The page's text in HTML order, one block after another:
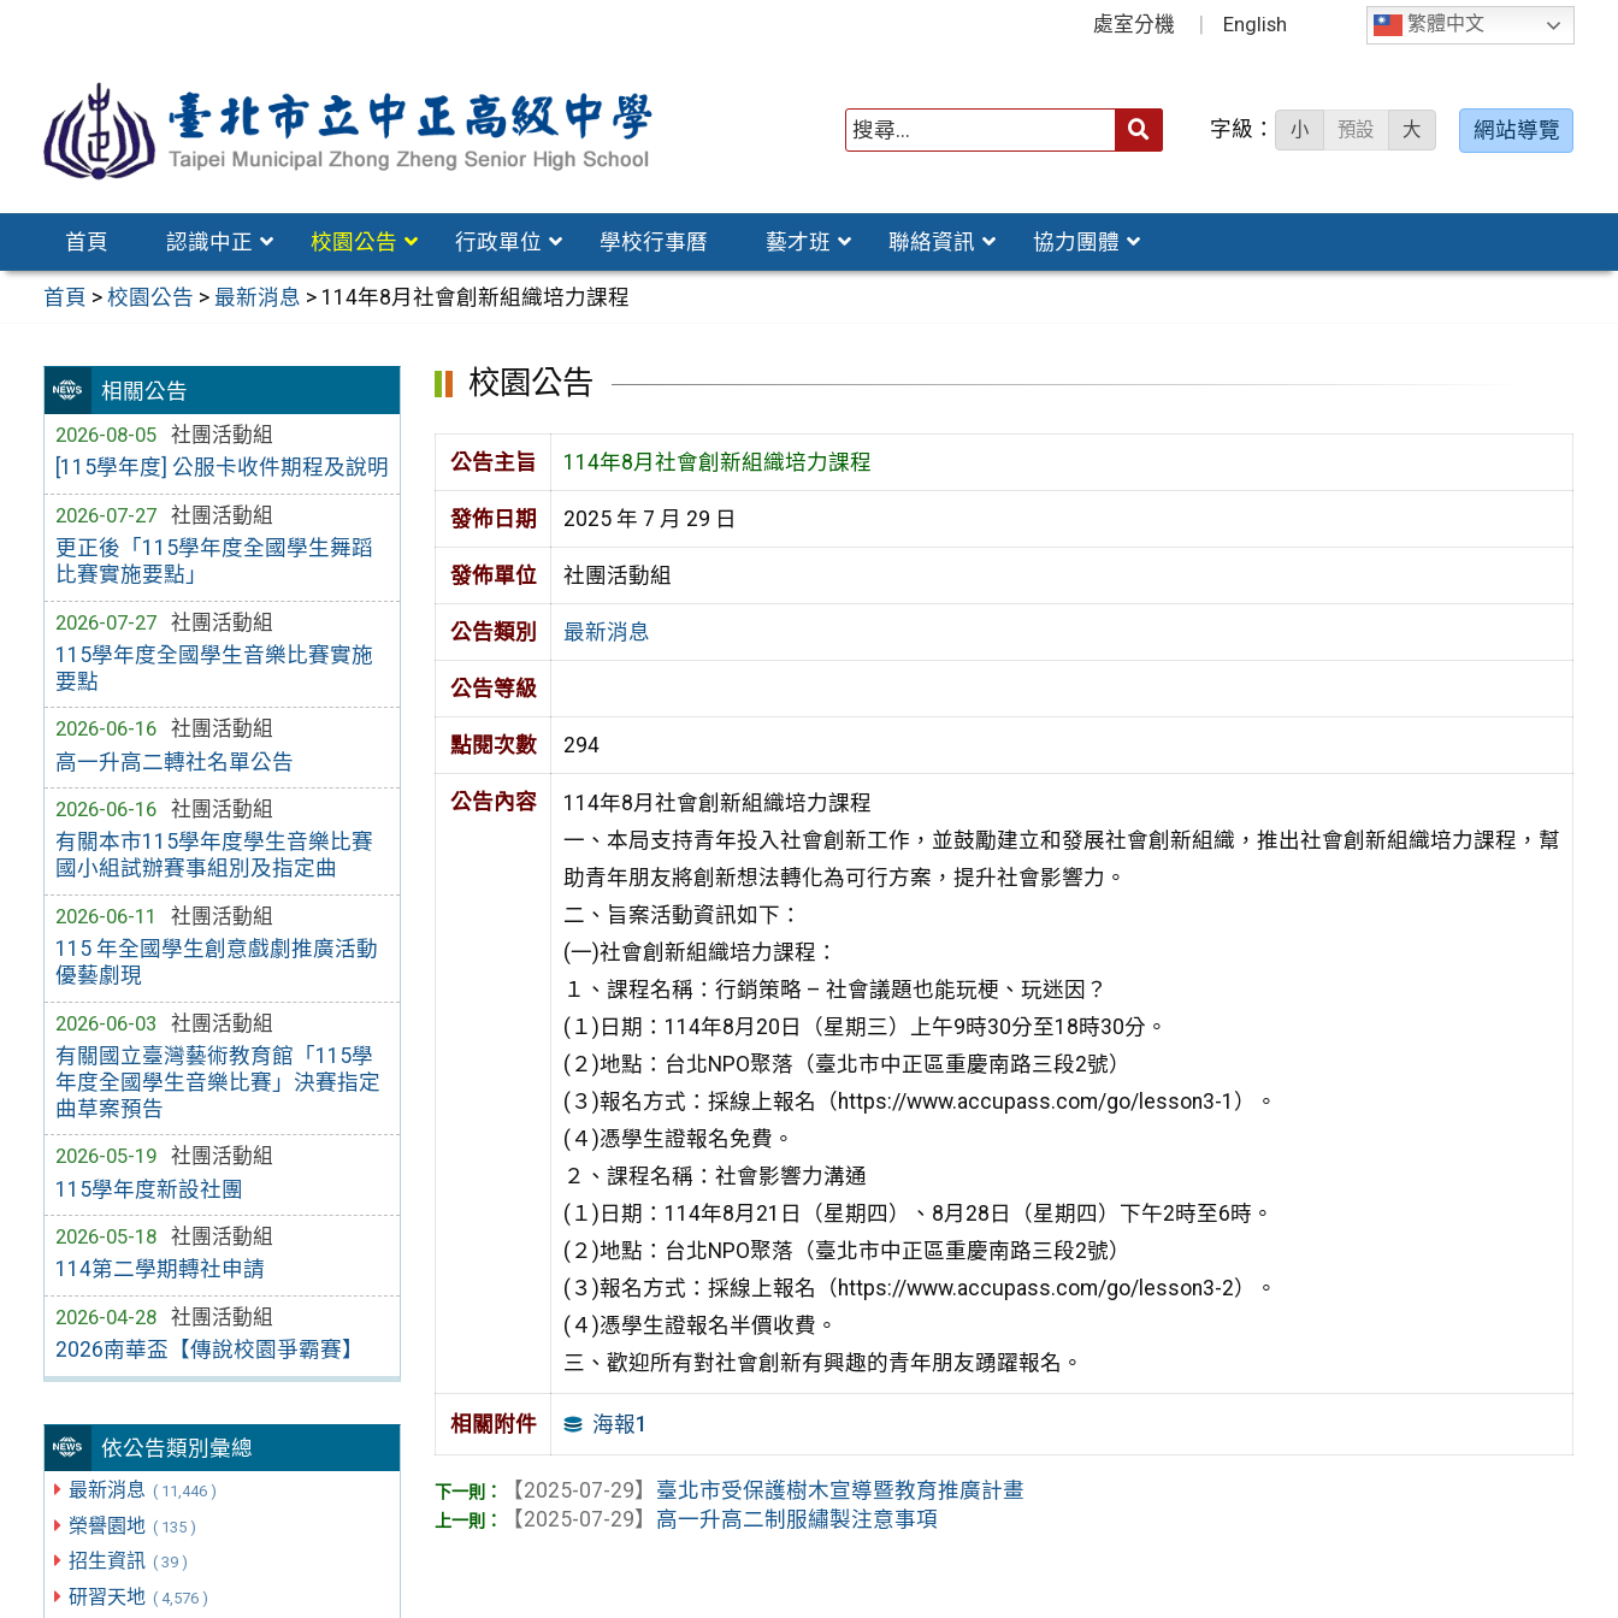
區
繁體中文
處室分機 English
字級： 小 預設 大 網站導覽
首頁 認識中正 校園公告 行政單位 學校行事曆 藝才班 聯絡資訊 協力團體
首頁 >校園公告 > 最新消息 > 114年8月社會創新組織培力課程
相關公告
2026-08-05
社團活動組
[115學年度] 公服卡收件期程及說明
2026-07-27
社團活動組
更正後「115學年度全國學生舞蹈
比賽實施要點」
2026-07-27
社團活動組
115學年度全國學生音樂比賽實施
要點
2026-06-16
社團活動組
高一升高二轉社名單公告
2026-06-16
社團活動組
有關本市115學年度學生音樂比賽
國小組試辦賽事組別及指定曲
2026-06-11
社團活動組
115 年全國學生創意戲劇推廣活動
優藝劇現
2026-06-03
社團活動組
有關國立臺灣藝術教育館「115學
年度全國學生音樂比賽」決賽指定
曲草案預告
2026-05-19
社團活動組
115學年度新設社團
2026-05-18
社團活動組
114第二學期轉社申請
2026-04-28
社團活動組
2026南華盃【傳說校園爭霸賽】
依公告類別彙總
最新消息 ( 11,446 )
榮譽園地 ( 135 )
招生資訊 ( 39 )
研習天地 ( 4,576 )
校園公告
公告主旨 114年8月社會創新組織培力課程
發佈日期 2025 年 7 月 29 日
發佈單位 社團活動組
公告類別 最新消息
公告等級
點閱次數 294
公告內容
114年8月社會創新組織培力課程
一、本局支持青年投入社會創新工作，並鼓勵建立和發展社會創新組織，推出社會創新組織培力課程，幫
助青年朋友將創新想法轉化為可行方案，提升社會影響力。
二、旨案活動資訊如下：
(一)社會創新組織培力課程：
１、課程名稱：行銷策略 – 社會議題也能玩梗、玩迷因？
(１)日期：114年8月20日（星期三）上午9時30分至18時30分。
(２)地點：台北NPO聚落（臺北市中正區重慶南路三段2號）
(３)報名方式：採線上報名（https://www.accupass.com/go/lesson3-1）。
(４)憑學生證報名免費。
２、課程名稱：社會影響力溝通
(１)日期：114年8月21日（星期四）、8月28日（星期四）下午2時至6時。
(２)地點：台北NPO聚落（臺北市中正區重慶南路三段2號）
(３)報名方式：採線上報名（https://www.accupass.com/go/lesson3-2）。
(４)憑學生證報名半價收費。
三、歡迎所有對社會創新有興趣的青年朋友踴躍報名。
相關附件 海報1
【2025-07-29】 臺北市受保護樹木宣導暨教育推廣計畫
【2025-07-29】 高一升高二制服繡製注意事項